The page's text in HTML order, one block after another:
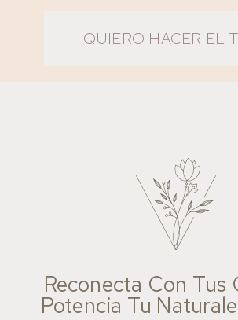
QUIERO HACER EL
Reconecta Con Tus
Potencia Tu